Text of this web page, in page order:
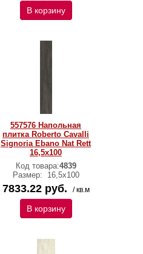
В корзину
557576 Напольная
плитка Roberto Cavalli
Signoria Ebano Nat Rett
16,5x100
Код товара:4839
Размер:
16,5x100
7833.22 руб. / кв.м
В корзину